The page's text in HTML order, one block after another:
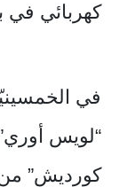
كهربائي في
في
“لويس
كورديش” من